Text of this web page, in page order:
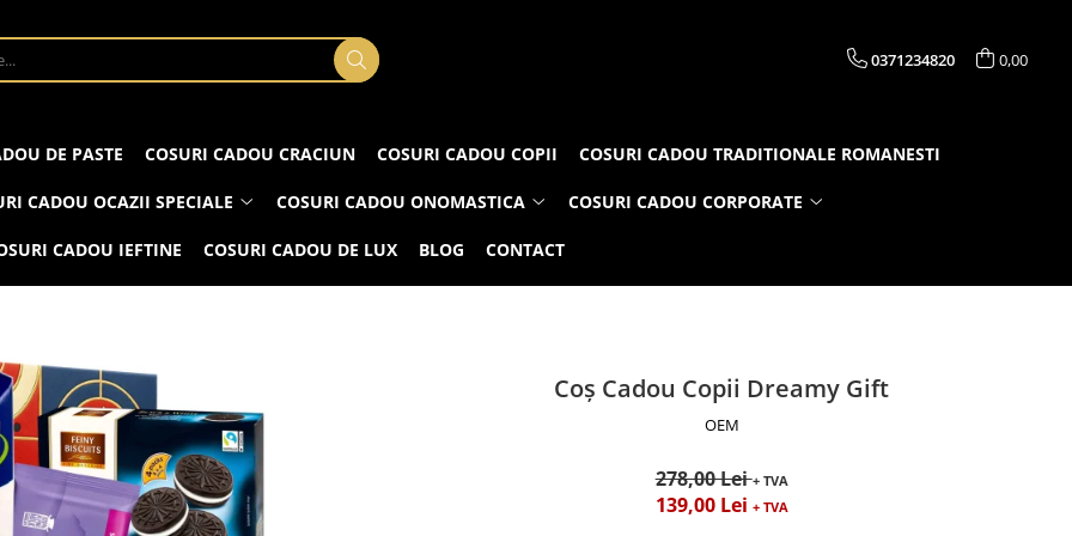
0371234820 0,00
DE PASTE COSURI CADOU CRACIUN COSURI CADOU COPII COSURI CADOU TRADITIONALE ROMANESTI
CADOU OCAZII SPECIALE COSURI CADOU ONOMASTICA COSURI CADOU CORPORATE
CADOU IEFTINE COSURI CADOU DE LUX BLOG CONTACT
Coș Cadou Copii Dreamy Gift
OEM
278,00 Lei+ TVA
139,00 Lei + TVA